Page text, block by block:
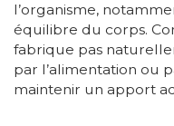
l’organisme,
équilibre du corps.
fabrique pas
par l’alimentation ou
maintenir un apport